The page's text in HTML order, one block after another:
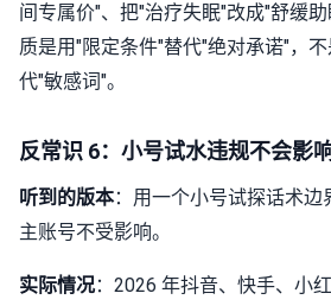
间专属价"、把"治疗失眠"改成"舒缓
质是用"限定条件"替代"绝对承诺"，
代"敏感词"。
反常识 6：小号试水违规不会影
听到的版本：用一个小号试探话术边
主账号不受影响。
实际情况：2026 年抖音、快手、小